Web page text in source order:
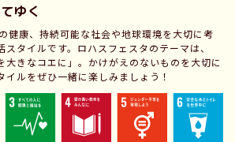
ゆく
健康、持続可能な社会や地球環境を大切に考
スタイルです。ロハスフェスタのテーマは、
大きなコエに」。かけがえのないものを大切に
イルをぜひ一緒に楽しみましょう！